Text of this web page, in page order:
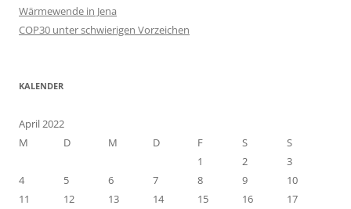
Wärmewende in Jena
COP30 unter schwierigen Vorzeichen
KALENDER
April 2022
M
D M D F S
S
1
2
3
4
5 6 7 8 9
10
11
12 13 14 15 16
17